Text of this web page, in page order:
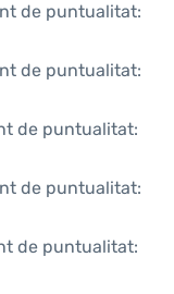
de puntualitat:
de puntualitat:
de puntualitat:
de puntualitat:
de puntualitat: